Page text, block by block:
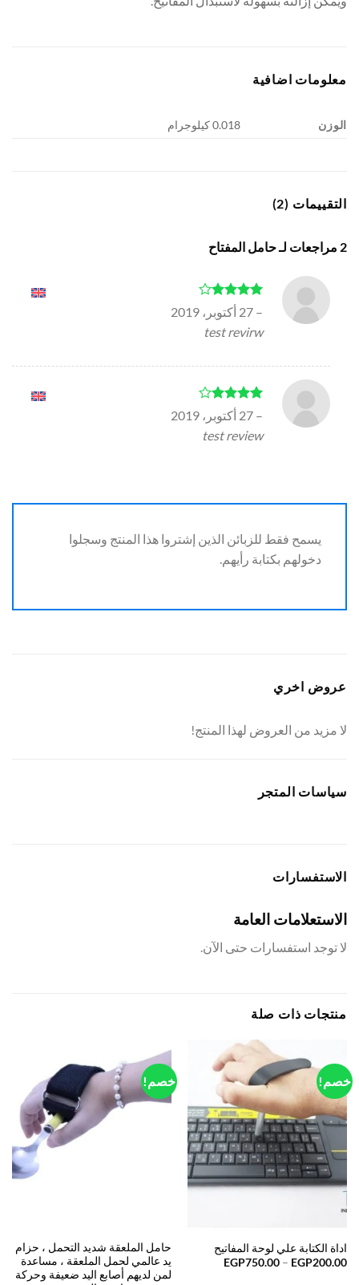
معلومات اضافية
الوزن 0.018 كيلوجرام
التقييمات (2)
2 مراجعات لـ حامل المفتاح
التقييم
من 5
– 27 أكتوبر، 2019
test revirw
التقييم
من 5
– 27 أكتوبر، 2019
test review
يسمح فقط للزبائن الذين إشتروا هذا المنتج وسجلوا
دخولهم بكتابة رأيهم.
عروض اخري
لا مزيد من العروض لهذا المنتج!
سياسات المتجر
الاستفسارات
الاستعلامات العامة
لا توجد استفسارات حتى الآن.
منتجات ذات صلة
خصم!
اداة الكتابة علي لوحة المفاتيح
EGP200.00
–
EGP750.00
خصم!
حامل الملعقة شديد التحمل ، حزام
يد عالمي لحمل الملعقة ، مساعدة
لمن لديهم أصابع اليد ضعيفة وحركة